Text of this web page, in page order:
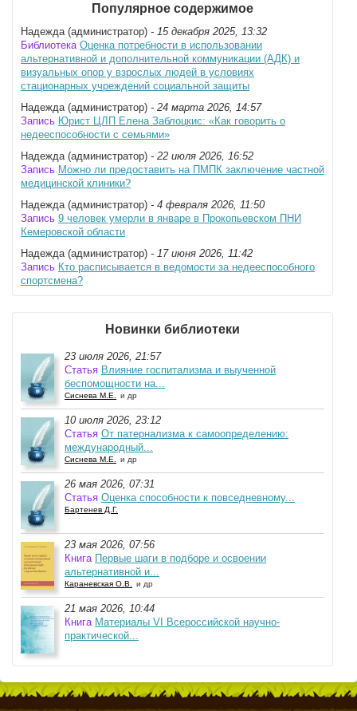
Популярное содержимое
Надежда (администратор) - 15 декабря 2025, 13:32
Библиотека Оценка потребности в использовании
альтернативной и дополнительной коммуникации (АДК) и
визуальных опор у взрослых людей в условиях
стационарных учреждений социальной защиты
Надежда (администратор) - 24 марта 2026, 14:57
Запись Юрист ЦЛП Елена Заблоцкис: «Как говорить о
недееспособности с семьями»
Надежда (администратор) - 22 июля 2026, 16:52
Запись Можно ли предоставить на ПМПК заключение частной
медицинской клиники?
Надежда (администратор) - 4 февраля 2026, 11:50
Запись 9 человек умерли в январе в Прокопьевском ПНИ
Кемеровской области
Надежда (администратор) - 17 июня 2026, 11:42
Запись Кто расписывается в ведомости за недееспособного
спортсмена?
Новинки библиотеки
23 июля 2026, 21:57
Статья Влияние госпитализма и выученной
беспомощности на...
Сиснева М.Е. и др
10 июля 2026, 23:12
Статья От патернализма к самоопределению:
международный...
Сиснева М.Е. и др
26 мая 2026, 07:31
Статья Оценка способности к повседневному...
Бартенев Д.Г.
23 мая 2026, 07:56
Книга Первые шаги в подборе и освоении
альтернативной и...
Караневская О.В. и др
21 мая 2026, 10:44
Книга Материалы VI Всероссийской научно-
практической...